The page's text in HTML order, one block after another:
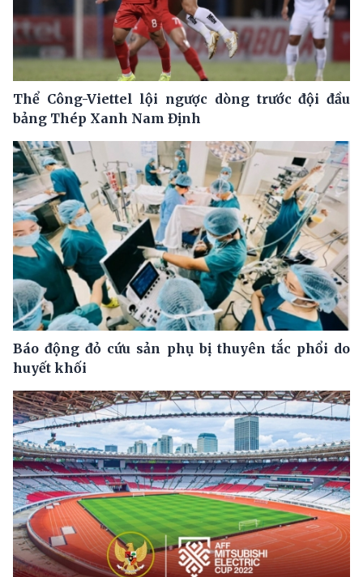
Thể Công-Viettel lội ngược dòng trước đội đầu
bảng Thép Xanh Nam Định
Báo động đỏ cứu sản phụ bị thuyên tắc phổi do
huyết khối